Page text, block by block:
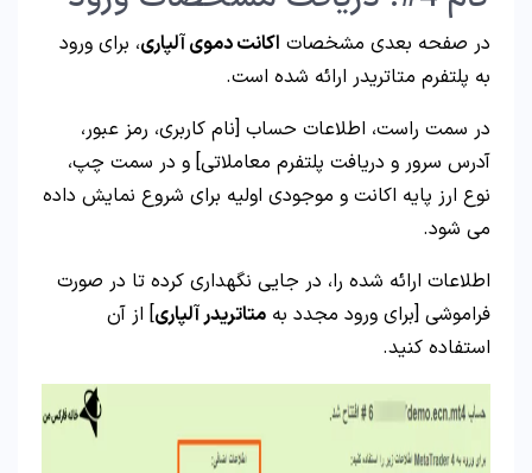
در صفحه بعدی مشخصات اکانت دموی آلپاری، برای ورود
به پلتفرم متاتریدر ارائه شده است.
در سمت راست، اطلاعات حساب [نام کاربری، رمز عبور،
آدرس سرور و دریافت پلتفرم معاملاتی] و در سمت چپ،
نوع ارز پایه اکانت و موجودی اولیه برای شروع نمایش داده
می شود.
اطلاعات ارائه شده را، در جایی نگهداری کرده تا در صورت
فراموشی [برای ورود مجدد به متاتریدر آلپاری] از آن
استفاده کنید.